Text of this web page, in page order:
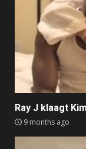
Ray J klaagt
9 months ago